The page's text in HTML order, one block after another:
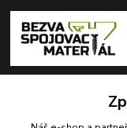
+420 603 418